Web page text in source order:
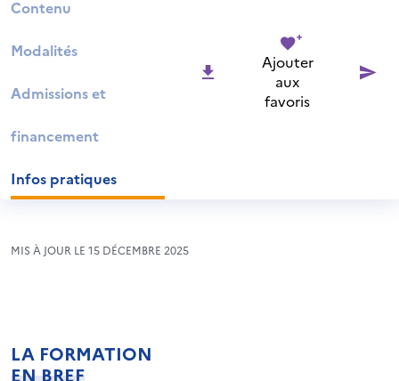
Contenu
Modalités
Admissions et
financement
Infos pratiques
Ajouter
aux
favoris
MIS À JOUR LE 15 DÉCEMBRE 2025
LA FORMATION
EN BREF